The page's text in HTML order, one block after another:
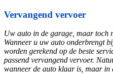
Vervangend vervoer
Uw auto in de garage, maar toch
Wanneer u uw auto onderbrengt
worden gerekend op de beste
passend vervangend vervoer.
wanneer de auto klaar is, maar